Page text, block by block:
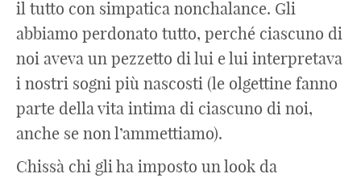
il tutto con simpatica nonchalance. Gli
abbiamo perdonato tutto, perché ciascuno di
noi aveva un pezzetto di lui e lui interpretava
i nostri sogni più nascosti (le olgettine fanno
parte della vita intima di ciascuno di noi,
anche se non l’ammettiamo).
Chissà chi gli ha imposto un look da